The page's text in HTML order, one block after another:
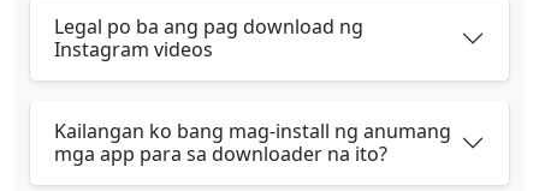
Legal po ba ang pag download ng
Instagram videos
Kailangan ko bang mag-install ng anumang
mga app para sa downloader na ito?